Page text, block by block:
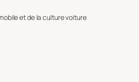
et de la culture voiture